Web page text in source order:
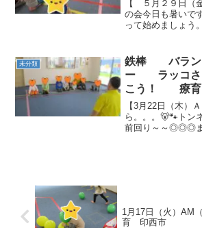
【 ５月２９日（
の会今日も暑いで
って始めましょう
プ！！おや、チュ
たよ😲 カブト...
未分類
鉄棒 バラン
ー ラッコ
こう！ 療育
【3月22日（木）
ら。。。🐻🐾トン
前回り～～◎◎◎ま
1月17日（火）AM
育 印西市